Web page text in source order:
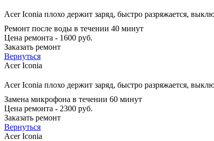
Acer Iconia плохо держит заряд, быстро разряжается,
Ремонт после воды в течении 40 минут
Цена ремонта - 1600 руб.
Заказать ремонт
Вернуться
Acer Iconia
Acer Iconia плохо держит заряд, быстро разряжается,
Замена микрофона в течении 60 минут
Цена ремонта - 2300 руб.
Заказать ремонт
Вернуться
Acer Iconia